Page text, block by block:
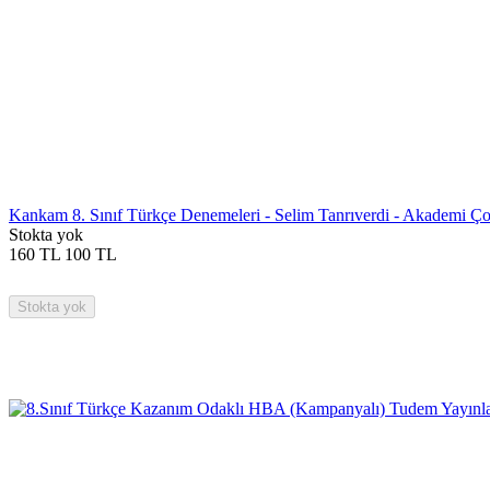
Kankam 8. Sınıf Türkçe Denemeleri - Selim Tanrıverdi - Akademi
Stokta yok
160 TL 100 TL
Stokta yok